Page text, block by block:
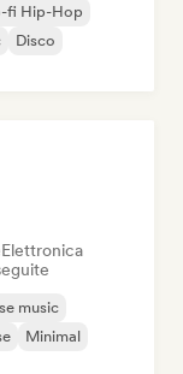
fi Hip-Hop
Disco
Elettronica
music
Minimal